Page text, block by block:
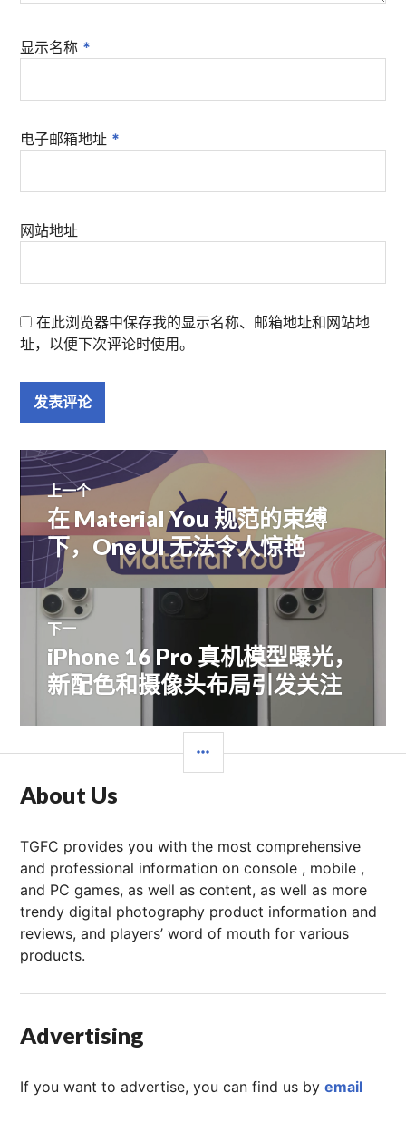
显示名称 *
电子邮箱地址 *
网站地址
在此浏览器中保存我的显示名称、邮箱地址和网站地
址，以便下次评论时使用。
文
章
导
航
上一个
上
篇
文
章：
在 Material You 规范的束缚
下，One UI 无法令人惊艳
下一
下
篇
文
iPhone 16 Pro 真机模型曝光，
新配色和摄像头布局引发关注
栏
About Us
TGFC provides you with the most comprehensive
and professional information on console , mobile ,
and PC games, as well as content, as well as more
trendy digital photography product information and
reviews, and players’ word of mouth for various
products.
Advertising
If you want to advertise, you can find us byemail